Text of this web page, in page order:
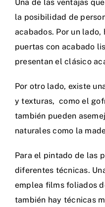
Una de las ventajas
la posibilidad de
acabados. Por un lado,
puertas con acabado
presentan el clásico
Por otro lado, existe
y texturas, como el
también pueden
naturales como la
Para el pintado de las
diferentes técnicas.
emplea films foliados
también hay técnicas